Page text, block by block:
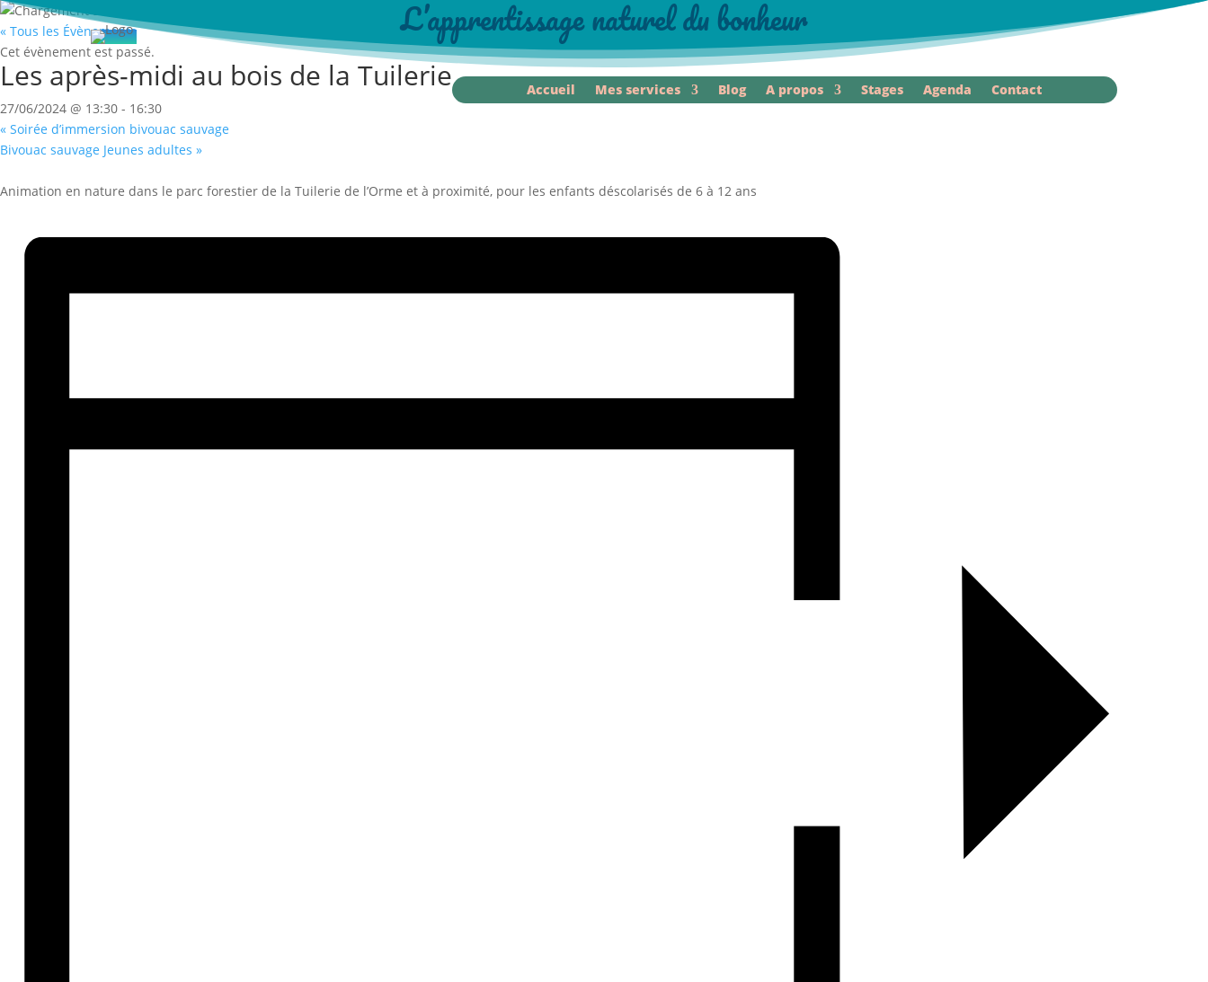
L’apprentissage naturel du bonheur
Accueil Mes services Blog A propos Stages Agenda Contact
« Tous les Évènements
Cet évènement est passé.
Les après-midi au bois de la Tuilerie
27/06/2024 @ 13:30 - 16:30
« Soirée d’immersion bivouac sauvage
Bivouac sauvage Jeunes adultes »
Animation en nature dans le parc forestier de la Tuilerie de l’Orme et à proximité, pour les enfants déscolarisés de 6 à 12 ans